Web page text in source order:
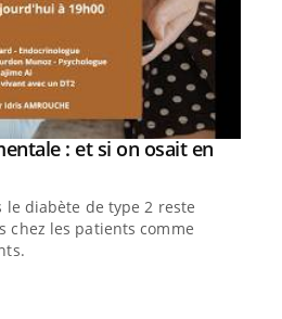
: et si on osait en
le diabète de type 2 reste
chez les patients comme